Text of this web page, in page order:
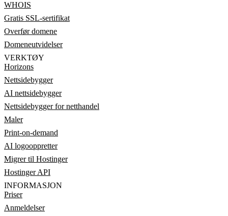
WHOIS
Gratis SSL-sertifikat
Overfør domene
Domeneutvidelser
VERKTØY
Horizons
Nettsidebygger
AI nettsidebygger
Nettsidebygger for netthandel
Maler
Print-on-demand
AI logooppretter
Migrer til Hostinger
Hostinger API
INFORMASJON
Priser
Anmeldelser